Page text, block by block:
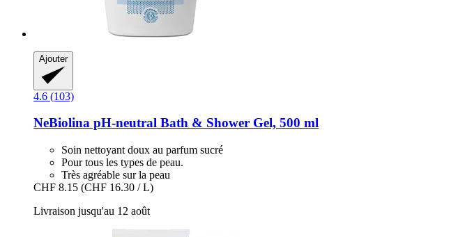
Ajouter
4.6 (103)
NeBiolina pH-​neutral Bath & Shower Gel, 500 ml
Soin nettoyant doux au parfum sucré
Pour tous les types de peau.
Très agréable sur la peau
CHF 8.15 (CHF 16.30 / L)
Livraison jusqu'au 12 août